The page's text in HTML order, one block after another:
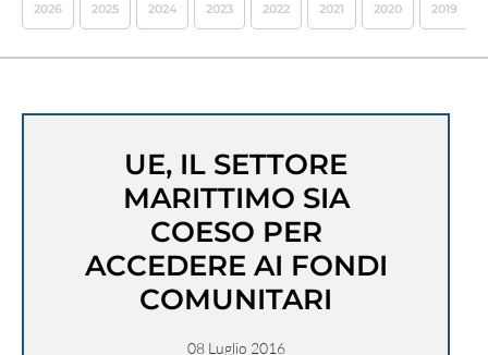
2026 2025 2024 2023 2022 2021 2020 2019
UE, IL SETTORE
MARITTIMO SIA
COESO PER
ACCEDERE AI FONDI
COMUNITARI
08 Luglio 2016